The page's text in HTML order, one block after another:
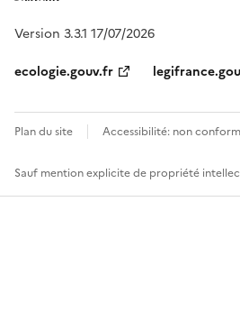
Version 3.3.1 17/07/2026
ecologie.gouv.fr
Plan du site Accessibilité: non
Sauf mention explicite de propriété